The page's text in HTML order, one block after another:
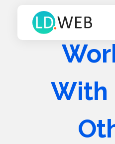
Tarif site web Webmaster Lille Nord 59 Devis tarif site webmaster nord
Webmaster Lille - création de sites internet Nord
With